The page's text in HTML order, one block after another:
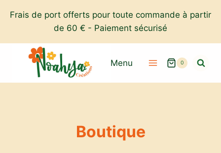
Frais de port offerts pour toute commande à partir
de 60 € - Paiement sécurisé
Menu 0
Boutique